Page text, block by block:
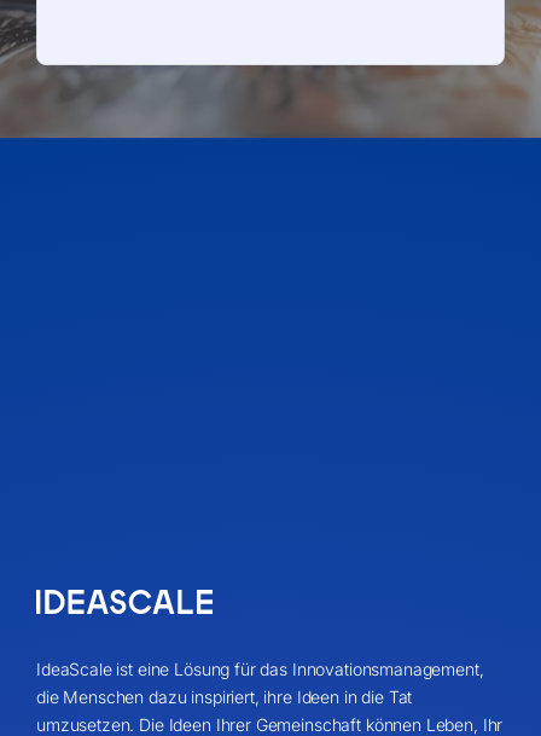
IdeaScale ist eine Lösung für das Innovationsmanagement,
die Menschen dazu inspiriert, ihre Ideen in die Tat
umzusetzen. Die Ideen Ihrer Gemeinschaft können Leben, Ihr